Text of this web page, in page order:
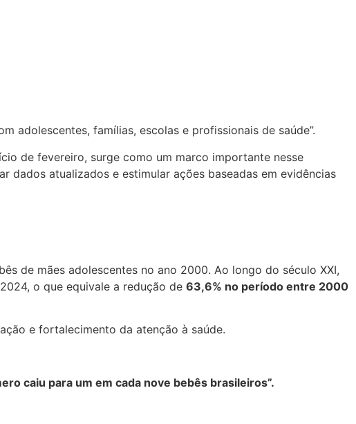
adolescentes, famílias, escolas e profissionais de saúde”.
de fevereiro, surge como um marco importante nesse
dados atualizados e estimular ações baseadas em evidências
de mães adolescentes no ano 2000. Ao longo do século XXI,
o que equivale a redução de 63,6% no período entre 2000
e fortalecimento da atenção à saúde.
caiu para um em cada nove bebês brasileiros”.